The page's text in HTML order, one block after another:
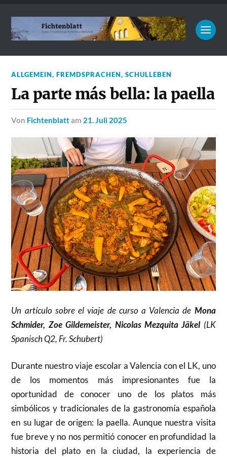
ALLGEMEIN,FREMDSPRACHEN,SCHULLEBEN
La parte más bella: la paella
von Fichtenblattam 21. Juli 2025
Un artículo sobre el viaje de curso a Valencia de Mona
Schmider, Zoe Gildemeister, Nicolas Mezquita Jäkel (LK
Spanisch Q2, Fr. Schubert)
Durante nuestro viaje escolar a Valencia con el LK, uno
de los momentos más impresionantes fue la
oportunidad de conocer uno de los platos más
simbólicos y tradicionales de la gastronomía española
en su lugar de origen: la paella. Aunque nuestra visita
fue breve y no nos permitió conocer en profundidad la
historia del plato en la ciudad, la experiencia de